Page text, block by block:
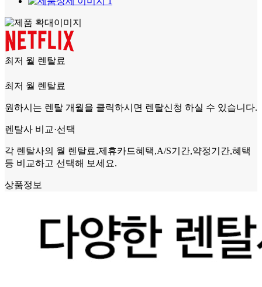
최저 월 렌탈료
최저 월 렌탈료
원하시는 렌탈 개월을 클릭하시면 렌탈신청 하실 수 있습니다.
렌탈사 비교·선택
각 렌탈사의 월 렌탈료,제휴카드혜택,A/S기간,약정기간,혜택
등 비교하고 선택해 보세요.
상품정보